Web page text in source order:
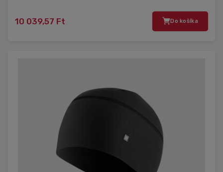
10 039,57 Ft Do košíka